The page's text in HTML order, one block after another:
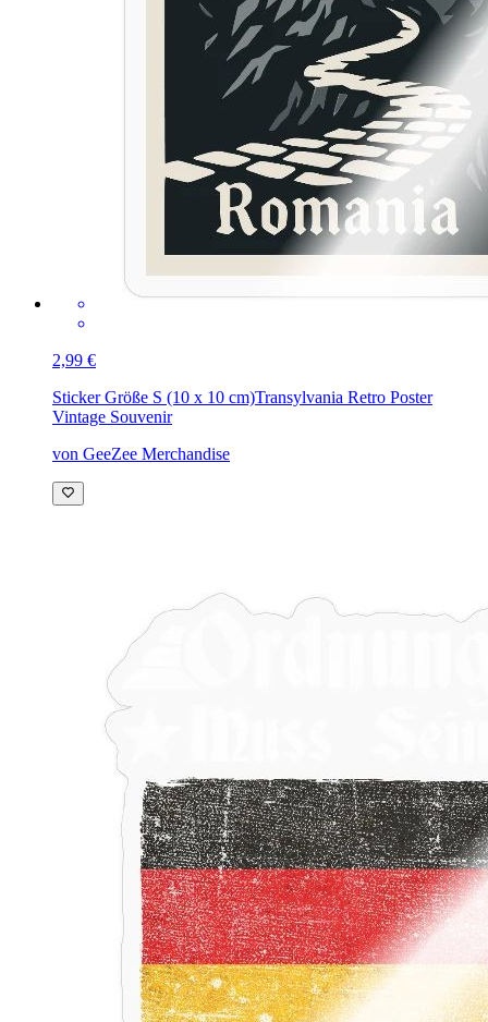
2,99 €
Sticker Größe S (10 x 10 cm)Transylvania Retro Poster
Vintage Souvenir
von GeeZee Merchandise